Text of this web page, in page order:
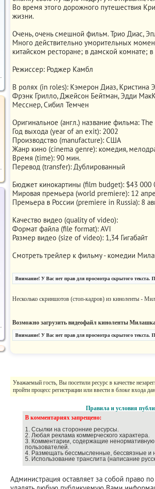
Во время этого дорожного путешествия
жизни.
Очень, очень смешной фильм. Трио Диас,
Много действительно уморительных
китайском ресторане; в дамской комнате;
Режисcер: Роджер Камбл
В ролях (in roles): Кэмерон Диаз, Кристина
Фрэнк Грилло, Джейсон Бейтман, Эдди
Месснер, Сибил Темчен
Оригинальное (англ.) название фильма:
Год выхода (year of an exit): 2002
Производство (manufacture): США
Жанр кино (cinema genre): комедия,
Время (time): 90 мин.
Перевод (transfer): Дублированный
Бюджет кинокартины (film budget): $43 000
Мировая премьера (world premiere): 12
Премьера в России (premiere in Russia): 8
Качество видео (quality of video):
Формат файла (file format): AVI
Размер видео (size of video): 1,34 Гигабайт
Смотреть трейлер к фильму - комедии
Внимание! У Вас нет прав для просмотра скрытого текста.
Несколько скриншотов (стоп-кадров) из киноленты -
Возможно загрузить видеофайл киноленты
Внимание! У Вас нет прав для просмотра скрытого текста.
Уважаемый гость, Вы посетили ресурс в качестве
пройти процесс регистрации или ввести в блоке входа
Правила и условия
В комментариях запрещено:
1. Ссылки на сторонние ресурсы.
2. Любая реклама коммерческого характера.
3. Комментарии, содержащие ненормативную
пользователей.
4. Размещать бессмысленные, бессвязные
5. Использование транслита (написание
Администрация оставляет за собой право